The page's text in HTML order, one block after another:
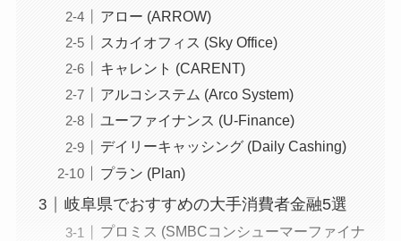
アロー (ARROW)
スカイオフィス (Sky Office)
キャレント (CARENT)
アルコシステム (Arco System)
ユーファイナンス (U-Finance)
デイリーキャッシング (Daily Cashing)
プラン (Plan)
岐阜県でおすすめの大手消費者金融5選
プロミス (SMBCコンシューマーファイナ